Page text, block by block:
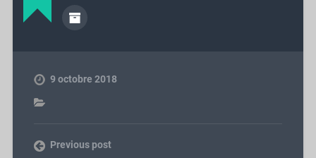
9 octobre 2018
Previous post